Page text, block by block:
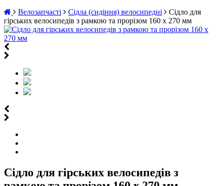
Велозапчасті
Сідла (сидіння) велосипедні
Сідло для
гірських велосипедів з рамкою та прорізом 160 х 270 мм
Сідло для гірських велосипедів з